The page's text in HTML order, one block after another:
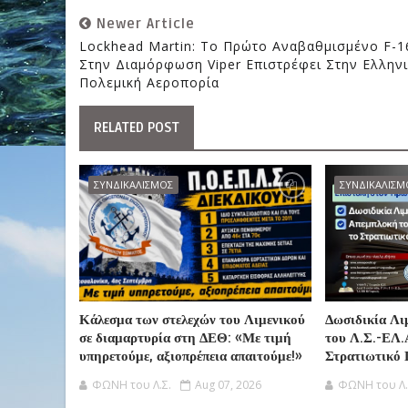
Newer Article
Lockhead Martin: Το Πρώτο Αναβαθμισμένο F-
Στην Διαμόρφωση Viper Επιστρέφει Στην
Πολεμική Αεροπορία
RELATED POST
ΣΥΝΔΙΚΑΛΙΣΜΟΣ
Κάλεσμα των στελεχών του Λιμενικού
σε διαμαρτυρία στη ΔΕΘ: «Με τιμή
υπηρετούμε, αξιοπρέπεια απαιτούμε!»
ΦΩΝΗ του Λ.Σ. Aug 07, 2026
Δωσιδικία
του Λ.Σ.-
ΦΩΝΗ του